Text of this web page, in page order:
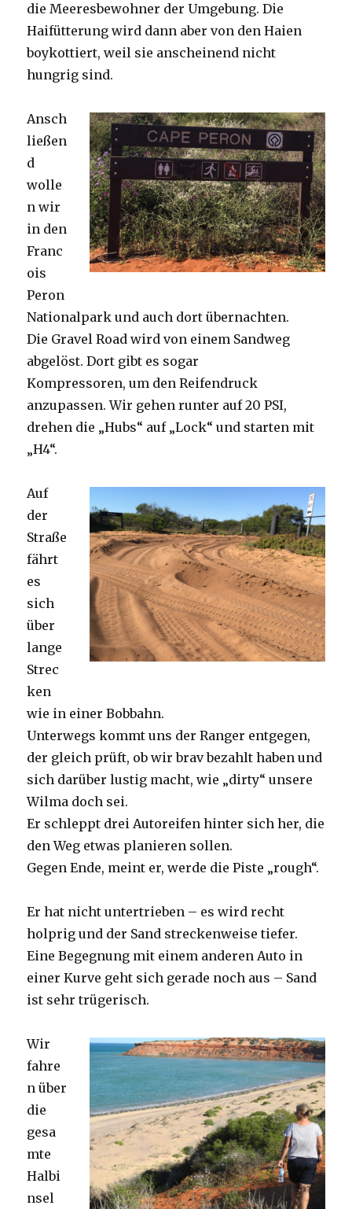
die Meeresbewohner der Umgebung. Die
Haifütterung wird dann aber von den Haien
boykottiert, weil sie anscheinend nicht
hungrig sind.
Ansch
ließen
d
wolle
n wir
in den
Franc
ois
Peron
Nationalpark und auch dort übernachten.
Die Gravel Road wird von einem Sandweg
abgelöst. Dort gibt es sogar
Kompressoren, um den Reifendruck
anzupassen. Wir gehen runter auf 20 PSI,
drehen die „Hubs“ auf „Lock“ und starten mit
„H4“.
Auf
der
Straße
fährt
es
sich
über
lange
Strec
ken
wie in einer Bobbahn.
Unterwegs kommt uns der Ranger entgegen,
der gleich prüft, ob wir brav bezahlt haben und
sich darüber lustig macht, wie „dirty“ unsere
Wilma doch sei.
Er schleppt drei Autoreifen hinter sich her, die
den Weg etwas planieren sollen.
Gegen Ende, meint er, werde die Piste „rough“.
Er hat nicht untertrieben – es wird recht
holprig und der Sand streckenweise tiefer.
Eine Begegnung mit einem anderen Auto in
einer Kurve geht sich gerade noch aus – Sand
ist sehr trügerisch.
Wir
fahre
n über
die
gesa
mte
Halbi
nsel